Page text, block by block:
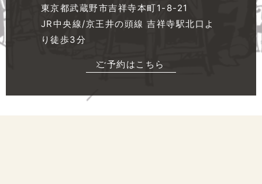
東京都武蔵野市吉祥寺本町1-8-21
JR中央線/京王井の頭線 吉祥寺駅北口よ
り徒歩3分
ご予約はこちら